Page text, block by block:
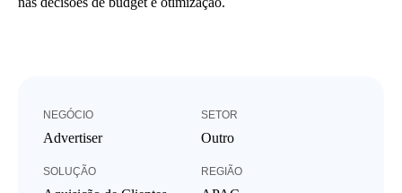
NEGÓCIO
Advertiser
SETOR
Outro
SOLUÇÃO REGIÃO